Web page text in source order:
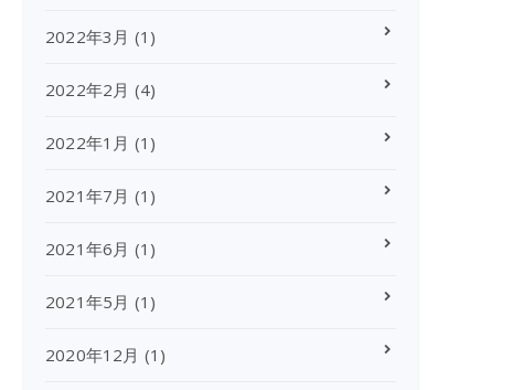
2022年3月 (1)
2022年2月 (4)
2022年1月 (1)
2021年7月 (1)
2021年6月 (1)
2021年5月 (1)
2020年12月 (1)